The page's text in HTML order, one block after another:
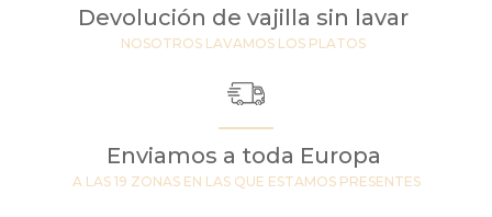
Devolución de vajilla sin lavar
NOSOTROS LAVAMOS LOS PLATOS
Enviamos a toda Europa
A LAS 19 ZONAS EN LAS QUE ESTAMOS PRESENTES